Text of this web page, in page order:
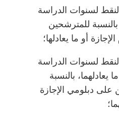
لسنوات الدراسة
بالنسبة للمترشحين
أو ما يعادلها؛
لسنوات الدراسة
يعادلهما، بالنسبة
على دبلومي الإجازة